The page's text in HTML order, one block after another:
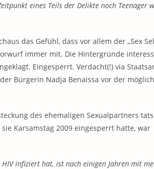
eines Teils der Delikte noch Teenager
das Gefühl, dass vor allem der „Sex
immer mit. Die Hintergründe
Eingesperrt. Verdacht(!) via
Bürgerin Nadja Benaissa vor der
des ehemaligen Sexualpartners
Karsamstag 2009 eingesperrt hatte,
infiziert hat, ist nach einigen Jahren mit